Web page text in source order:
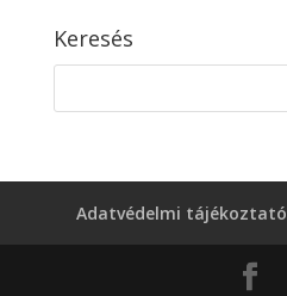
Keresés
Adatvédelmi tájékoztató